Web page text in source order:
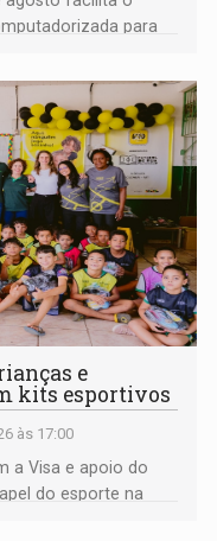
para
e
kits esportivos
às 17:00
a Visa e apoio do
do esporte na